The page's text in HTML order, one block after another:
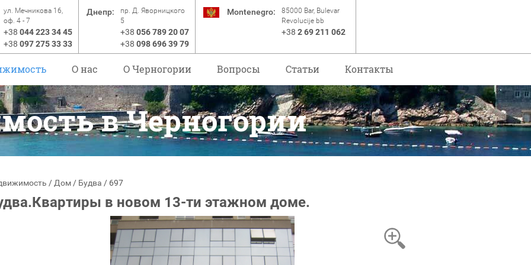
ул. Мечникова 16,
оф. 4 - 7
+38 044 223 34 45
+38 097 275 33 33
Днепр:
пр. Д. Яворницкого
5
+38 056 789 20 07
+38 098 696 39 79
Montenegro:
85000 Bar, Bulevar
Revolucije bb
+38 2 69 211 062
О нас O Черногории Вопросы Статьи Контакты
в Черногории
/ Дом / Будва / 697
в новом 13-ти этажном доме.